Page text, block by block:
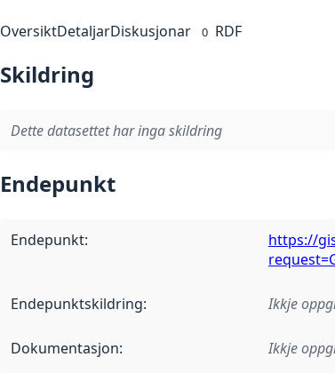
OversiktDetaljarDiskusjonar 0 RDF
Skildring
Dette datasettet har inga skildring
Endepunkt
Endepunkt:
https://
Endepunktskildring: Ikkje
Dokumentasjon: Ikkje